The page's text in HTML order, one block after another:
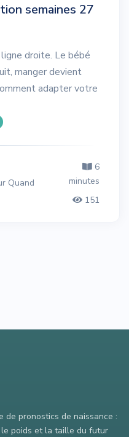
semaines 27
droite. Le bébé
manger devient
adapter votre
Quand
6
minutes
151
de pronostics de naissance :
poids et la taille du futur